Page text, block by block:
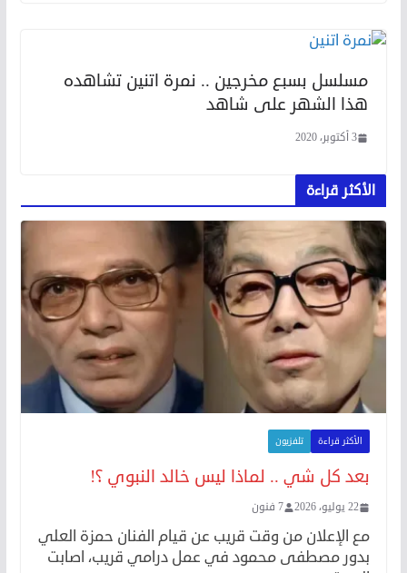
مسلسل بسبع مخرجين .. نمرة اتنين تشاهده
هذا الشهر على شاهد
3 أكتوبر، 2020
الأكثر قراءة
الأكثر قراءة تلفزيون
بعد كل شي .. لماذا ليس خالد النبوي ؟!
22 يوليو، 2026 7 فنون
مع الإعلان من وقت قريب عن قيام الفنان حمزة العلي
بدور مصطفى محمود في عمل درامي قريب، اصابت